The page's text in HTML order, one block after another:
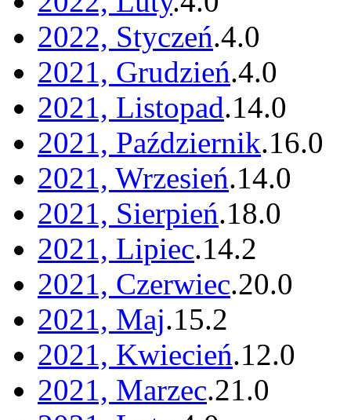
2022, Styczeń.4.0
2021, Grudzień.4.0
2021, Listopad.14.0
2021, Październik.16.0
2021, Wrzesień.14.0
2021, Sierpień.18.0
2021, Lipiec.14.2
2021, Czerwiec.20.0
2021, Maj.15.2
2021, Kwiecień.12.0
2021, Marzec.21.0